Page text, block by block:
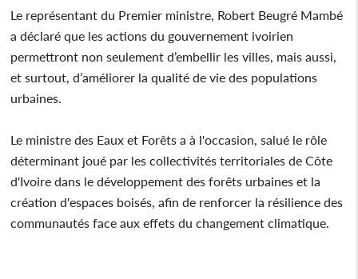
Le représentant du Premier ministre, Robert Beugré Mambé
a déclaré que les actions du gouvernement ivoirien
permettront non seulement d’embellir les villes, mais aussi,
et surtout, d’améliorer la qualité de vie des populations
urbaines.
Le ministre des Eaux et Forêts a à l'occasion, salué le rôle
déterminant joué par les collectivités territoriales de Côte
d'Ivoire dans le développement des forêts urbaines et la
création d'espaces boisés, afin de renforcer la résilience des
communautés face aux effets du changement climatique.